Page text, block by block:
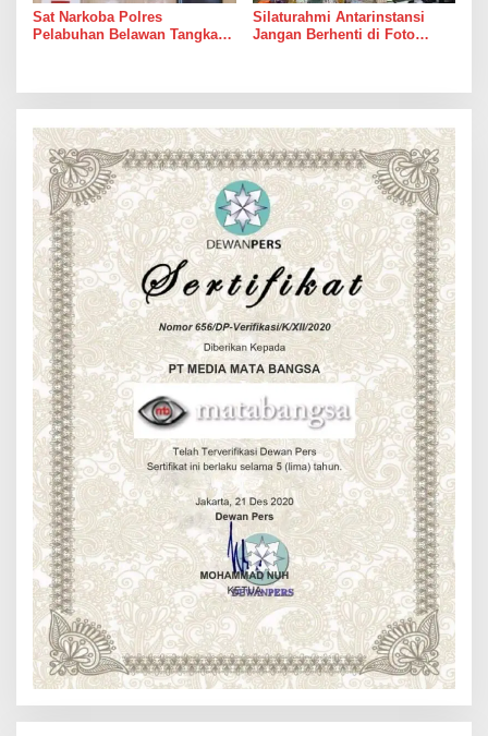
Sat Narkoba Polres
Pelabuhan Belawan Tangkap
Silaturahmi Antarinstansi
Jangan Berhenti di Foto